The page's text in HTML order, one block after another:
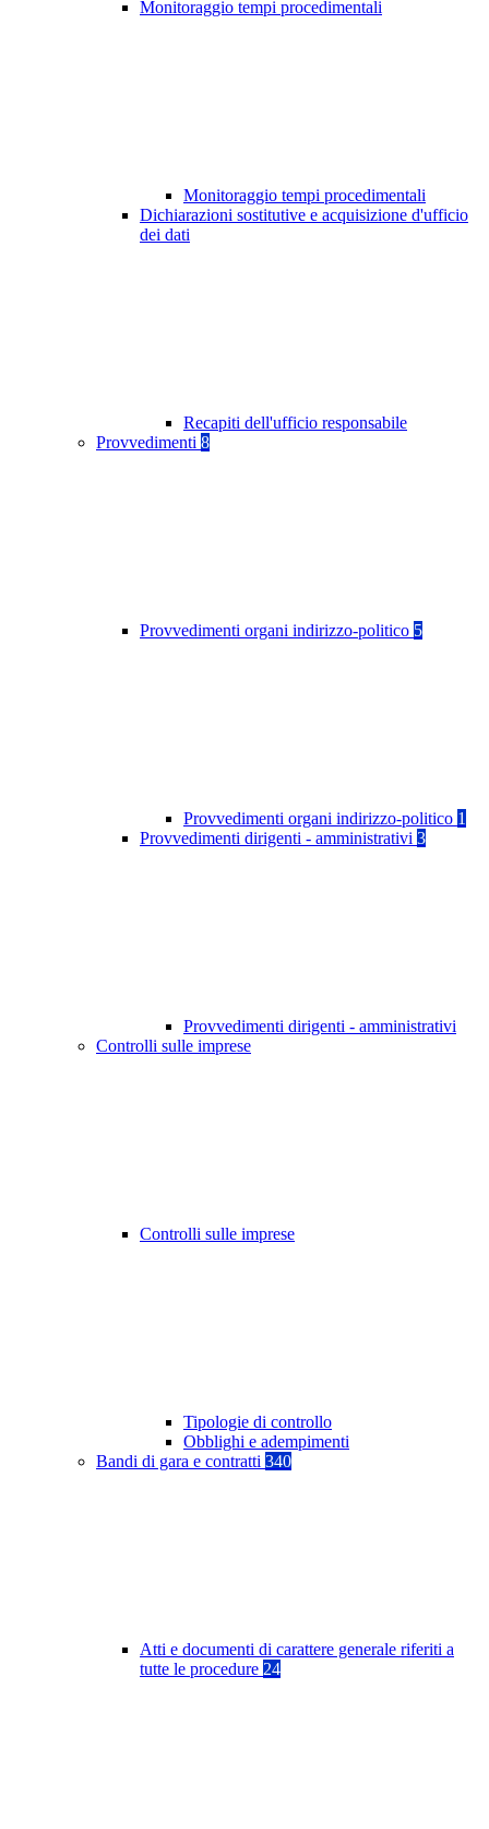
Monitoraggio tempi procedimentali
Monitoraggio tempi procedimentali
Dichiarazioni sostitutive e acquisizione d'ufficio
dei dati
Recapiti dell'ufficio responsabile
Provvedimenti 8
Provvedimenti organi indirizzo-politico 5
Provvedimenti organi indirizzo-politico 1
Provvedimenti dirigenti - amministrativi 3
Provvedimenti dirigenti - amministrativi
Controlli sulle imprese
Controlli sulle imprese
Tipologie di controllo
Obblighi e adempimenti
Bandi di gara e contratti 340
Atti e documenti di carattere generale riferiti a
tutte le procedure 24